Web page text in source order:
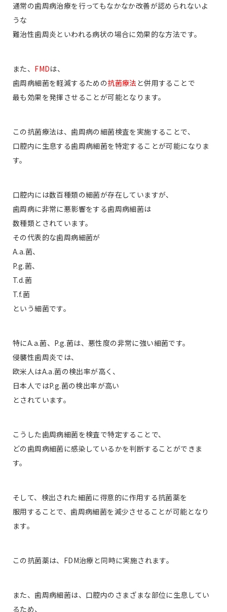
通常の歯周病治療を行ってもなかなか改善が認められないよ
うな
難治性歯周炎といわれる病状の場合に効果的な方法です。
また、 FMDは、
歯周病細菌を軽減するための抗菌療法 と併用することで
最も効果を発揮させることが可能となります。
この抗菌療法は、歯周病の細菌検査を実施することで、
口腔内に生息する歯周病細菌を特定することが可能になりま
す。
口腔内には数百種類の細菌が存在していますが、
歯周病に非常に悪影響をする歯周病細菌は
数種類とされています。
その代表的な歯周病細菌が
A.a.菌、
P.g.菌、
T.d.菌
T.f.菌
という細菌です。
特にA.a.菌、P.g.菌は、悪性度の非常に強い細菌です。
侵襲性歯周炎では、
欧米人はA.a.菌の検出率が高く、
日本人ではP.g.菌の検出率が高い
とされています。
こうした歯周病細菌を検査で特定することで、
どの歯周病細菌に感染しているかを判断することができま
す。
そして、検出された細菌に得意的に作用する抗菌薬を
服用することで、歯周病細菌を減少させることが可能となり
ます。
この抗菌薬は、FDM治療と同時に実施されます。
また、歯周病細菌は、口腔内のさまざまな部位に生息してい
るため、